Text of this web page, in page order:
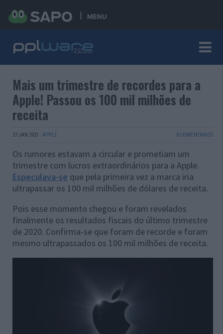
MENU
Mais um trimestre de recordes para a
Apple! Passou os 100 mil milhões de
receita
27 JAN 2021 · APPLE 8 COMENTÁRIOS
Os rumores estavam a circular e prometiam um
trimestre com lucros extraordinários para a Apple.
Especulava-se que pela primeira vez a marca iria
ultrapassar os 100 mil milhões de dólares de receita.
Pois esse momento chegou e foram revelados
finalmente os resultados fiscais do último trimestre
de 2020. Confirma-se que foram de recorde e foram
mesmo ultrapassados os 100 mil milhões de receita.